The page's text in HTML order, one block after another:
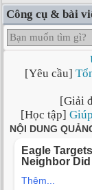
Công cụ & bài
[Yêu cầu]
[Giải
[Học tập]